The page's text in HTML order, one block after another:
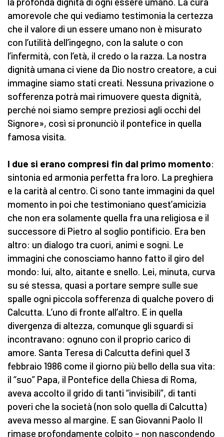
amorevole che qui vediamo testimonia la certezza
che il valore di un essere umano non è misurato
con l’utilità dell’ingegno, con la salute o con
l’infermità, con l’età, il credo o la razza. La nostra
dignità umana ci viene da Dio nostro creatore, a cui
immagine siamo stati creati. Nessuna privazione o
sofferenza potrà mai rimuovere questa dignità,
perché noi siamo sempre preziosi agli occhi del
Signore», così si pronunciò il pontefice in quella
famosa visita.
I due si erano compresi fin dal primo momento:
sintonia ed armonia perfetta fra loro. La preghiera
e la carità al centro. Ci sono tante immagini da quel
momento in poi che testimoniano quest’amicizia
che non era solamente quella fra una religiosa e il
successore di Pietro al soglio pontificio. Era ben
altro: un dialogo tra cuori, animi e sogni. Le
immagini che conosciamo hanno fatto il giro del
mondo: lui, alto, aitante e snello. Lei, minuta, curva
su sé stessa, quasi a portare sempre sulle sue
spalle ogni piccola sofferenza di qualche povero di
Calcutta. L’uno di fronte all’altro. E in quella
divergenza di altezza, comunque gli sguardi si
incontravano: ognuno con il proprio carico di
amore. Santa Teresa di Calcutta definì quel 3
febbraio 1986 come il giorno più bello della sua vita:
il “suo” Papa, il Pontefice della Chiesa di Roma,
aveva accolto il grido di tanti “invisibili”, di tanti
poveri che la società (non solo quella di Calcutta)
aveva messo al margine. E san Giovanni Paolo II
rimase profondamente colpito – non nascondendo